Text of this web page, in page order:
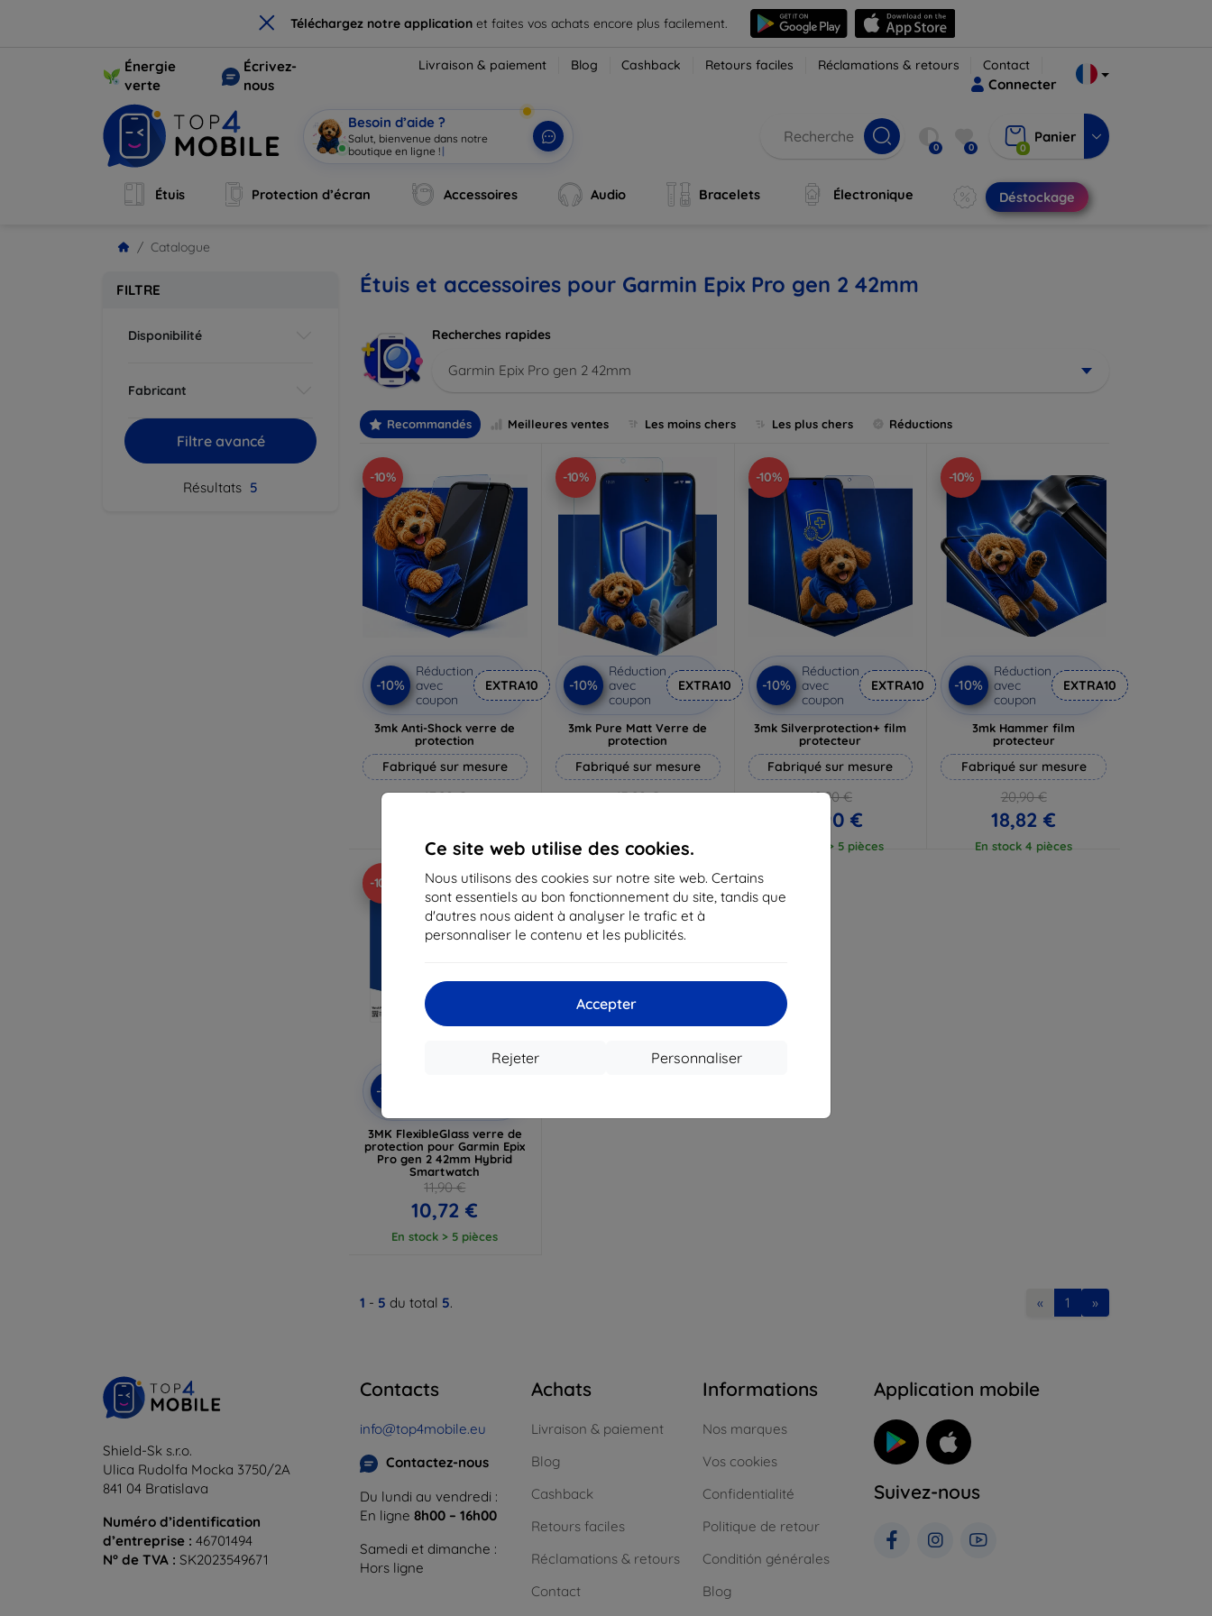
× Téléchargez notre application et faites vos achats encore plus facilement.
Ce site web utilise des cookies.
Nous utilisons des cookies sur notre site web. Certains
sont essentiels au bon fonctionnement du site, tandis que
d'autres nous aident à analyser le trafic et à
personnaliser le contenu et les publicités.
Accepter
Personnaliser
Rejeter
Énergie
verte
Écrivez-
nous
Livraison & paiement Blog Cashback Retours faciles Réclamations & retours Contact
Connecter
Besoin d’aide ?
Salut, bienvenue dans notre
boutique en ligne ! | 0 0 0
Panier
Étuis Protection d’écran Accessoires Audio Bracelets Électronique Déstockage
Catalogue
FILTRE
Disponibilité
Fabricant
Filtre avancé
Résultats 5
Étuis et accessoires pour Garmin Epix Pro gen 2 42mm
Recherches rapides
Garmin Epix Pro gen 2 42mm
Recommandés Meilleures ventes Les moins chers Les plus chers Réductions
-10%
-10%
Réduction
avec
coupon
EXTRA10
3mk Anti-Shock verre de
protection
Fabriqué sur mesure
17,90 €
En stock > 5 pièces
-10%
-10%
Réduction
avec
coupon
EXTRA10
3mk Pure Matt Verre de
protection
Fabriqué sur mesure
13,90 €
En stock > 5 pièces
-10%
-10%
Réduction
avec
coupon
EXTRA10
3mk Silverprotection+ film
protecteur
Fabriqué sur mesure
19,90 €
17,90 €
En stock > 5 pièces
-10%
-10%
Réduction
avec
coupon
EXTRA10
3mk Hammer film
protecteur
Fabriqué sur mesure
20,90 €
18,82 €
En stock 4 pièces
-10%
-10%
3MK FlexibleGlass verre de
protection pour Garmin Epix
Pro gen 2 42mm Hybrid
Smartwatch
11,90 €
10,72 €
En stock > 5 pièces
1 - 5 du total 5. « 1 »
Shield-Sk s.r.o.
Ulica Rudolfa Mocka 3750/2A
841 04 Bratislava
Numéro d’identification
d’entreprise : 46701494
N° de TVA : SK2023549671
Contacts
info@top4mobile.eu
Contactez-nous
Du lundi au vendredi :
En ligne 8h00 – 16h00
Samedi et dimanche :
Hors ligne
Achats
Livraison & paiement
Blog
Cashback
Retours faciles
Réclamations & retours
Contact
Informations
Nos marques
Vos cookies
Confidentialité
Politique de retour
Conditión générales
Blog
Application mobile
Suivez-nous